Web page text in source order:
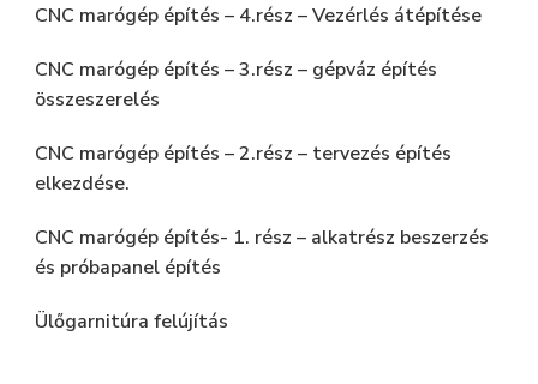
CNC marógép építés – 4.rész – Vezérlés átépítése
CNC marógép építés – 3.rész – gépváz építés
összeszerelés
CNC marógép építés – 2.rész – tervezés építés
elkezdése.
CNC marógép építés- 1. rész – alkatrész beszerzés
és próbapanel építés
Ülőgarnitúra felújítás